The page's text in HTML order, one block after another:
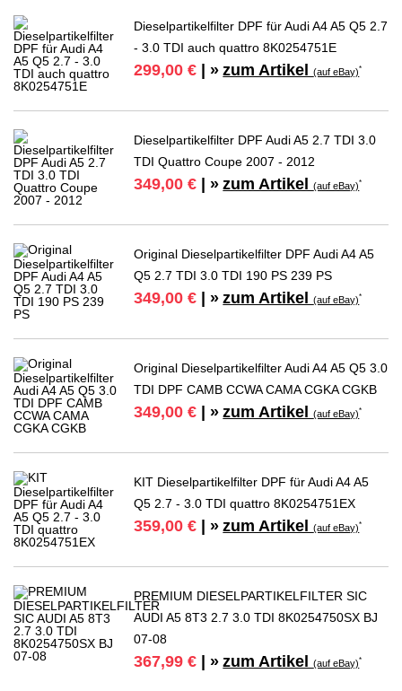
Dieselpartikelfilter DPF für Audi A4 A5 Q5 2.7
- 3.0 TDI auch quattro 8K0254751E
299,00 € | » zum Artikel(auf eBay)*
Dieselpartikelfilter DPF Audi A5 2.7 TDI 3.0
TDI Quattro Coupe 2007 - 2012
349,00 € | » zum Artikel(auf eBay)*
Original Dieselpartikelfilter DPF Audi A4 A5
Q5 2.7 TDI 3.0 TDI 190 PS 239 PS
349,00 € | » zum Artikel(auf eBay)*
Original Dieselpartikelfilter Audi A4 A5 Q5 3.0
TDI DPF CAMB CCWA CAMA CGKA CGKB
349,00 € | » zum Artikel(auf eBay)*
KIT Dieselpartikelfilter DPF für Audi A4 A5
Q5 2.7 - 3.0 TDI quattro 8K0254751EX
359,00 € | » zum Artikel(auf eBay)*
PREMIUM DIESELPARTIKELFILTER SIC
AUDI A5 8T3 2.7 3.0 TDI 8K0254750SX BJ
07-08
367,99 € | » zum Artikel(auf eBay)*